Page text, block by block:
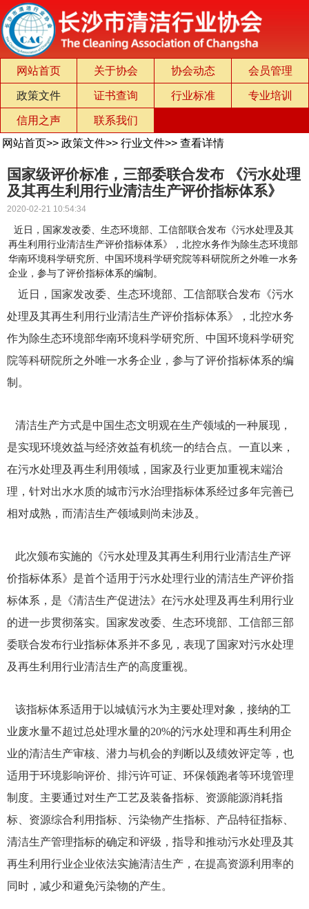
网站首页 关于协会 协会动态 会员管理
政策文件 证书查询 行业标准 专业培训
信用之声
联系我们
网站首页>> 政策文件>> 行业文件>> 查看详情
国家级评价标准，三部委联合发布 《污水处理
及其再生利用行业清洁生产评价指标体系》
2020-02-21 10:54:34
近日，国家发改委、生态环境部、工信部联合发布《污水处理及其
再生利用行业清洁生产评价指标体系》，北控水务作为除生态环境部
华南环境科学研究所、中国环境科学研究院等科研院所之外唯一水务
企业，参与了评价指标体系的编制。
近日，国家发改委、生态环境部、工信部联合发布《污水
处理及其再生利用行业清洁生产评价指标体系》，北控水务
作为除生态环境部华南环境科学研究所、中国环境科学研究
院等科研院所之外唯一水务企业，参与了评价指标体系的编
制。
清洁生产方式是中国生态文明观在生产领域的一种展现，
是实现环境效益与经济效益有机统一的结合点。一直以来，
在污水处理及再生利用领域，国家及行业更加重视末端治
理，针对出水水质的城市污水治理指标体系经过多年完善已
相对成熟，而清洁生产领域则尚未涉及。
此次颁布实施的《污水处理及其再生利用行业清洁生产评
价指标体系》是首个适用于污水处理行业的清洁生产评价指
标体系，是《清洁生产促进法》在污水处理及再生利用行业
的进一步贯彻落实。国家发改委、生态环境部、工信部三部
委联合发布行业指标体系并不多见，表现了国家对污水处理
及再生利用行业清洁生产的高度重视。
该指标体系适用于以城镇污水为主要处理对象，接纳的工
业废水量不超过总处理水量的20%的污水处理和再生利用企
业的清洁生产审核、潜力与机会的判断以及绩效评定等，也
适用于环境影响评价、排污许可证、环保领跑者等环境管理
制度。主要通过对生产工艺及装备指标、资源能源消耗指
标、资源综合利用指标、污染物产生指标、产品特征指标、
清洁生产管理指标的确定和评级，指导和推动污水处理及其
再生利用行业企业依法实施清洁生产，在提高资源利用率的
同时，减少和避免污染物的产生。